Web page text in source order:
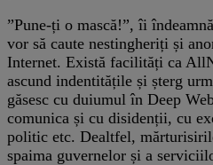
”Pune-ți o mască!”, îi
vor să caute nestingheriți și
Internet. Există facilități ca
ascund indentitățile și șterg
găsesc cu duiumul în Deep
comunica și cu disidenții, cu
politic etc. Dealtfel,
spaima guvernelor și a